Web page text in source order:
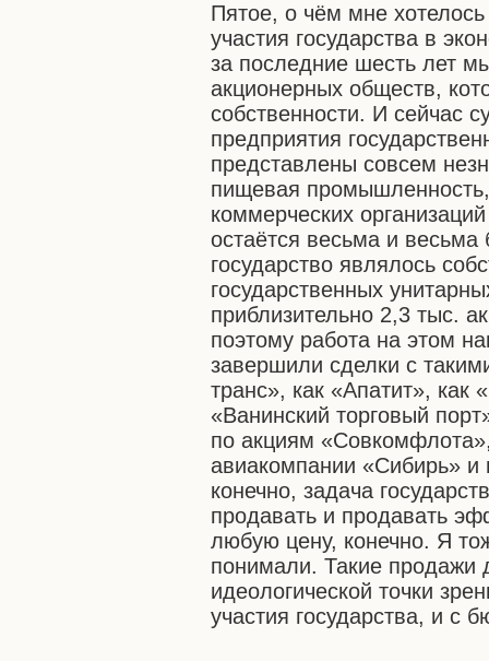
Пятое, о чём мне
участия государства в
за последние шесть лет
акционерных обществ,
собственности. И сейчас
предприятия
представлены совсем
пищевая
коммерческих
остаётся весьма и
государство являлось
государственных
приблизительно 2,3 тыс.
поэтому работа на этом
завершили сделки с
транс», как «Апатит», как
«Ванинский торговый
по акциям
авиакомпании «Сибирь»
конечно, задача
продавать и продавать
любую цену, конечно. Я
понимали. Такие
идеологической точки
участия государства, и с